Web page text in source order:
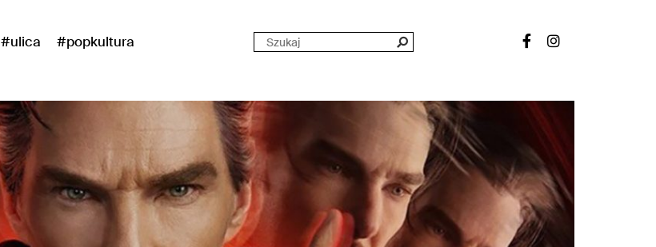
#ulica
#popkultura